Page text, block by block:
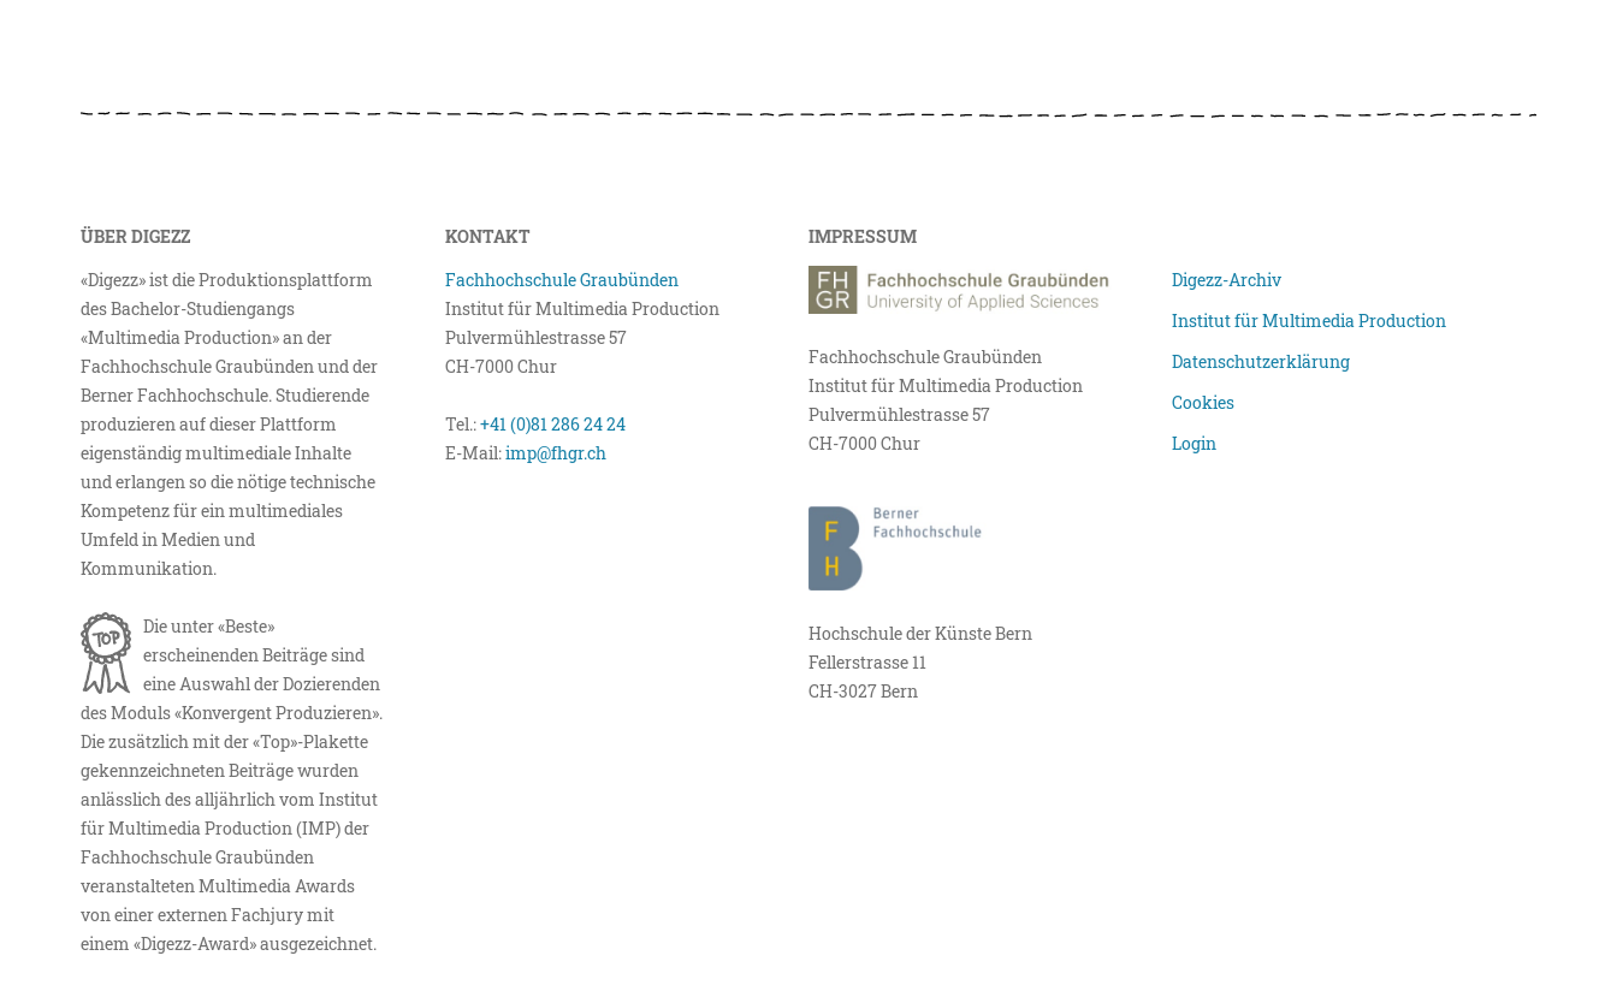
ÜBER DIGEZZ
«Digezz» ist die Produktionsplattform
des Bachelor-Studiengangs
«Multimedia Production» an der
Fachhochschule Graubünden und der
Berner Fachhochschule. Studierende
produzieren auf dieser Plattform
eigenständig multimediale Inhalte
und erlangen so die nötige technische
Kompetenz für ein multimediales
Umfeld in Medien und
Kommunikation.
Die unter «Beste»
erscheinenden Beiträge sind
eine Auswahl der Dozierenden
des Moduls «Konvergent Produzieren».
Die zusätzlich mit der «Top»-Plakette
gekennzeichneten Beiträge wurden
anlässlich des alljährlich vom Institut
für Multimedia Production (IMP) der
Fachhochschule Graubünden
veranstalteten Multimedia Awards
von einer externen Fachjury mit
einem «Digezz-Award» ausgezeichnet.
KONTAKT
Fachhochschule Graubünden
Institut für Multimedia Production
Pulvermühlestrasse 57
CH-7000 Chur
Tel.:+41 (0)81 286 24 24
E-Mail:imp@fhgr.ch
IMPRESSUM
Fachhochschule Graubünden
Institut für Multimedia Production
Pulvermühlestrasse 57
CH-7000 Chur
Hochschule der Künste Bern
Fellerstrasse 11
CH-3027 Bern
Digezz-Archiv
Institut für Multimedia Production
Datenschutzerklärung
Cookies
Login